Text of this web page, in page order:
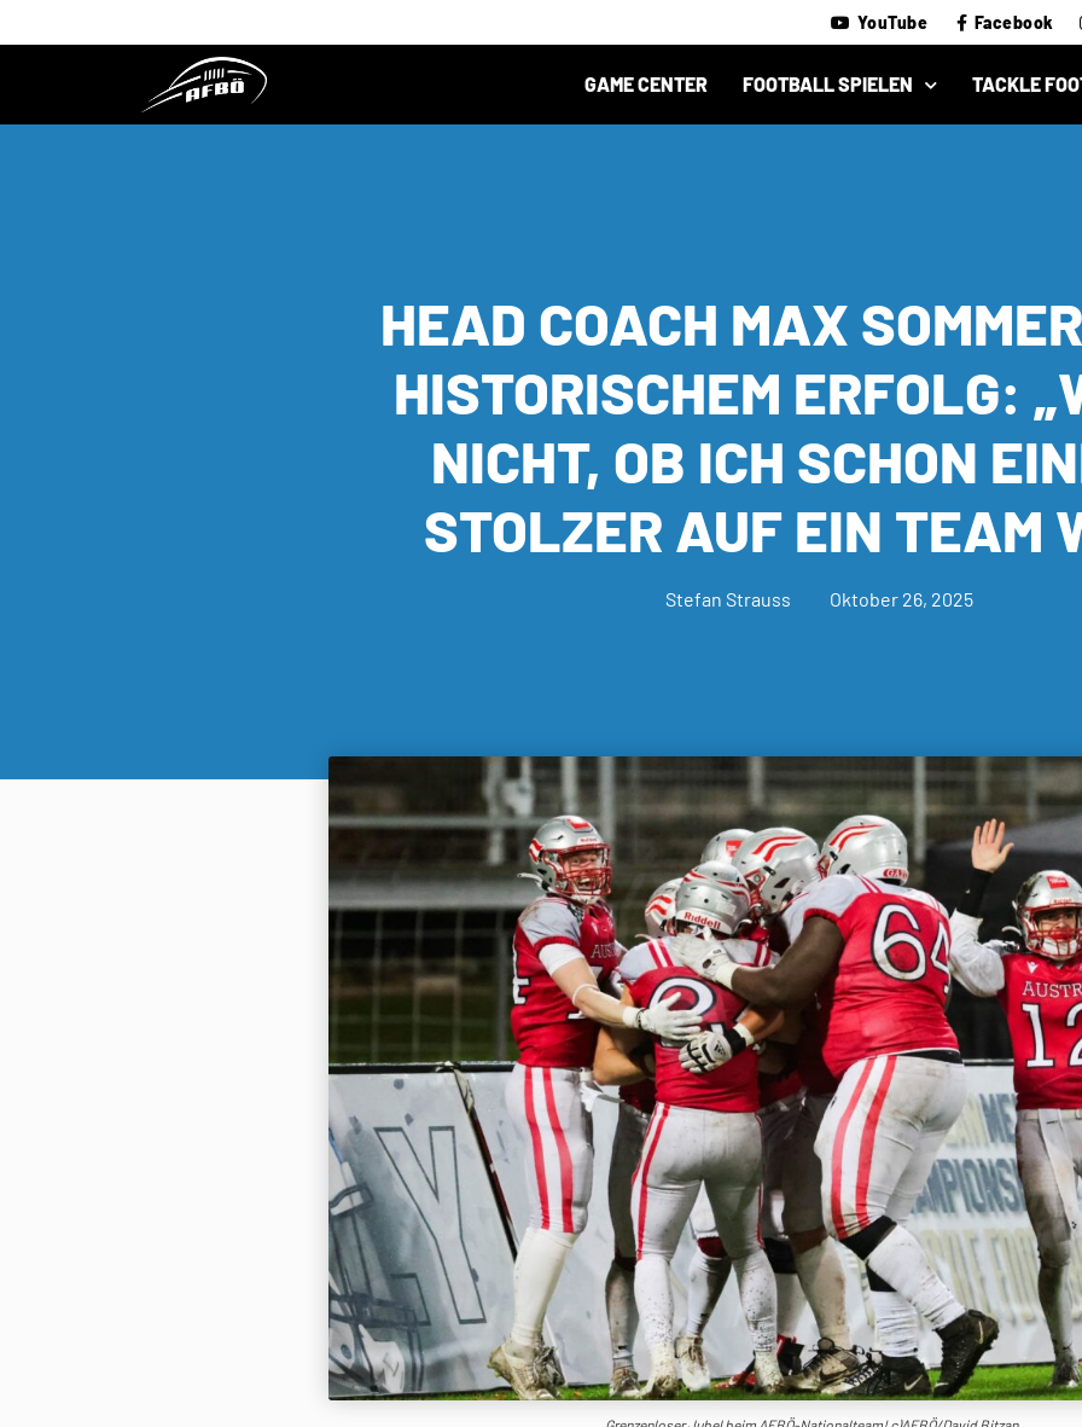
YouTube Facebook
GAME CENTER FOOTBALL SPIELEN TACKLE
HEAD COACH MAX
HISTORISCHEM ERFOLG:
ICHT, OB ICH SCHON
TOLZER AUF EIN TEAM
Stefan Strauss Oktober 26, 2025